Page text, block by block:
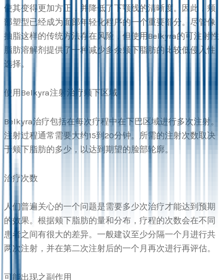
使其变得更加方正，并降低了下颚线的清晰度。因此，颊
部塑型已经成为面部年轻化程序的一个重要部分。尽管像
抽脂这样的传统方法存在风险，但使用Belkyra的可注射性
脂肪溶解剂提供了一种减少多余颊下脂肪的比较低侵入性
选择。
使用Belkyra注射治疗颊下区域
Belkyra治疗包括在每次疗程中在下巴区域进行多次注射。
注射过程通常需要大约15到20分钟。所需的注射次数取决
于颊下脂肪的多少，以达到期望的脸部轮廓。
治疗次数
人们普遍关心的一个问题是需要多少次治疗才能达到预期
的效果。根据颊下脂肪的量和分布，疗程的次数会在不同
患者之间有很大的差异。一般建议至少分隔一个月进行共
两次注射，并在第二次注射后的一个月再次进行再评估。
可能出现之副作用